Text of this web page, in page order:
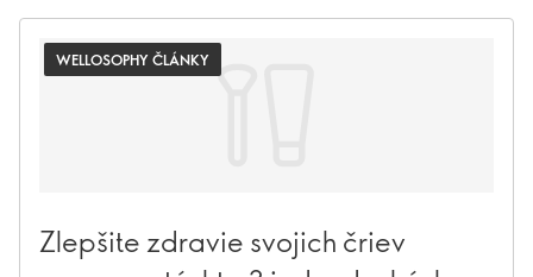
WELLOSOPHY ČLÁNKY
Zlepšite zdravie svojich čriev